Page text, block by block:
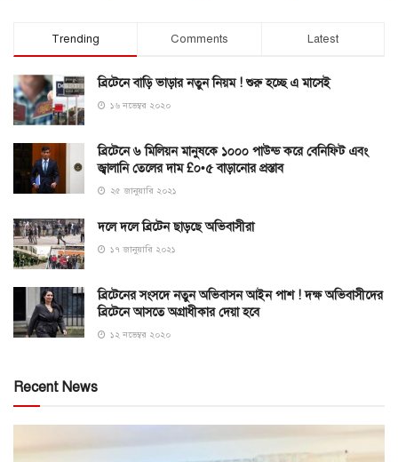
Trending Comments Latest
ব্রিটেনে বাড়ি ভাড়ার নতুন নিয়ম ! শুরু হচ্ছে এ মাসেই
১৬ নভেম্বর ২০২০
ব্রিটেনে ৬ মিলিয়ন মানুষকে ১০০০ পাউন্ড করে বেনিফিট এবং
জ্বালানি তেলের দাম £০•৫ বাড়ানোর প্রস্তাব
২৫ জানুয়ারি ২০২১
দলে দলে ব্রিটেন ছাড়ছে অভিবাসীরা
১৭ জানুয়ারি ২০২১
ব্রিটেনের সংসদে নতুন অভিবাসন আইন পাশ ! দক্ষ অভিবাসীদের
ব্রিটেনে আসতে অগ্রাধীকার দেয়া হবে
১২ নভেম্বর ২০২০
Recent News